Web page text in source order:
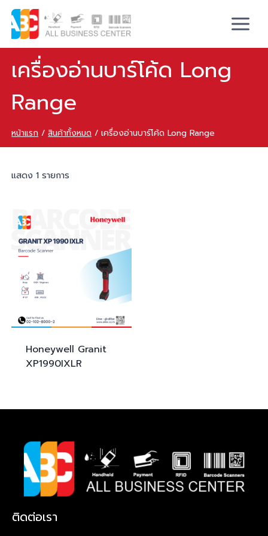
เครื่องอ่านบาร์โค้ด Long
Range
หน้าแรก / สินค้าทั้งหมด / เครื่องอ่านบาร์โค้ด Long Range
แสดง 1 รายการ
Honeywell Granit
XP1990IXLR
ติดต่อเรา